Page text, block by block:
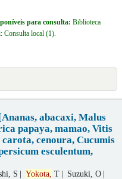
para consulta: Biblioteca
Consulta local (1).
abacaxi, Malus
papaya, mamao, Vitis
cenoura, Cucumis
esculentum,
S Yokota, T
Suzuki, O